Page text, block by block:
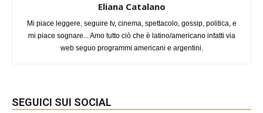
Eliana Catalano
Mi piace leggere, seguire tv, cinema, spettacolo, gossip, politica, e
mi piace sognare... Amo tutto ciò che è latino/americano infatti via
web seguo programmi americani e argentini.
SEGUICI SUI SOCIAL